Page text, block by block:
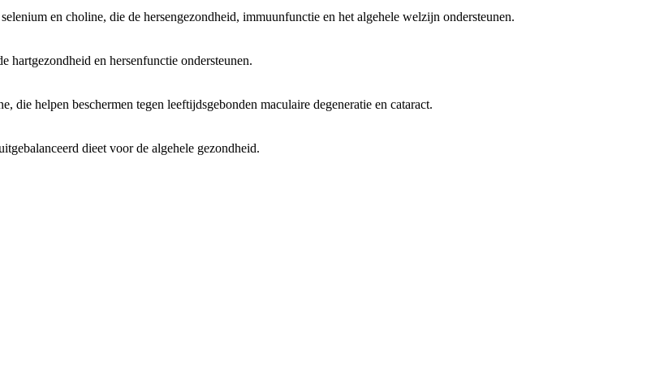
en choline, die de hersengezondheid, immuunfunctie en het algehele welzijn ondersteunen.
hartgezondheid en hersenfunctie ondersteunen.
die helpen beschermen tegen leeftijdsgebonden maculaire degeneratie en cataract.
dieet voor de algehele gezondheid.